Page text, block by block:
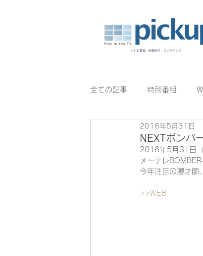
テレビ番組・映像制作 ピックアップ
全ての記事 特別番組
BomberE むすびのイ
NEXTボンバ
2016年5月31日
2016年5月31日
メ〜テレ
今年注目の漫才師
>>WEB